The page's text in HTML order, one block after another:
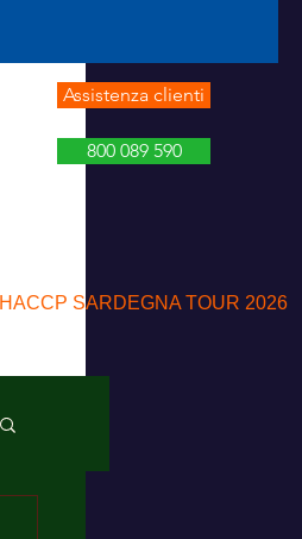
Assistenza clienti
800 089 590
HACCP SARDEGNA TOUR 2026